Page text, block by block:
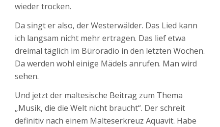
wieder trocken.
Da singt er also, der Westerwälder. Das Lied kann
ich langsam nicht mehr ertragen. Das lief etwa
dreimal täglich im Büroradio in den letzten Wochen.
Da werden wohl einige Mädels anrufen. Man wird
sehen.
Und jetzt der maltesische Beitrag zum Thema
„Musik, die die Welt nicht braucht“. Der schreit
definitiv nach einem Malteserkreuz Aquavit. Habe